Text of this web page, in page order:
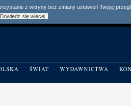
z witryny bez zmiany ustawień Twojej
Dowiedz się więcej.
ŚWIAT WYDAWNICTWA